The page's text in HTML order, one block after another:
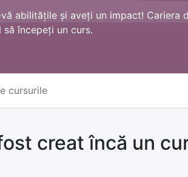
abilitățile și aveți un impact! Cariera
să începeți un curs.
cursurile
creat încă un